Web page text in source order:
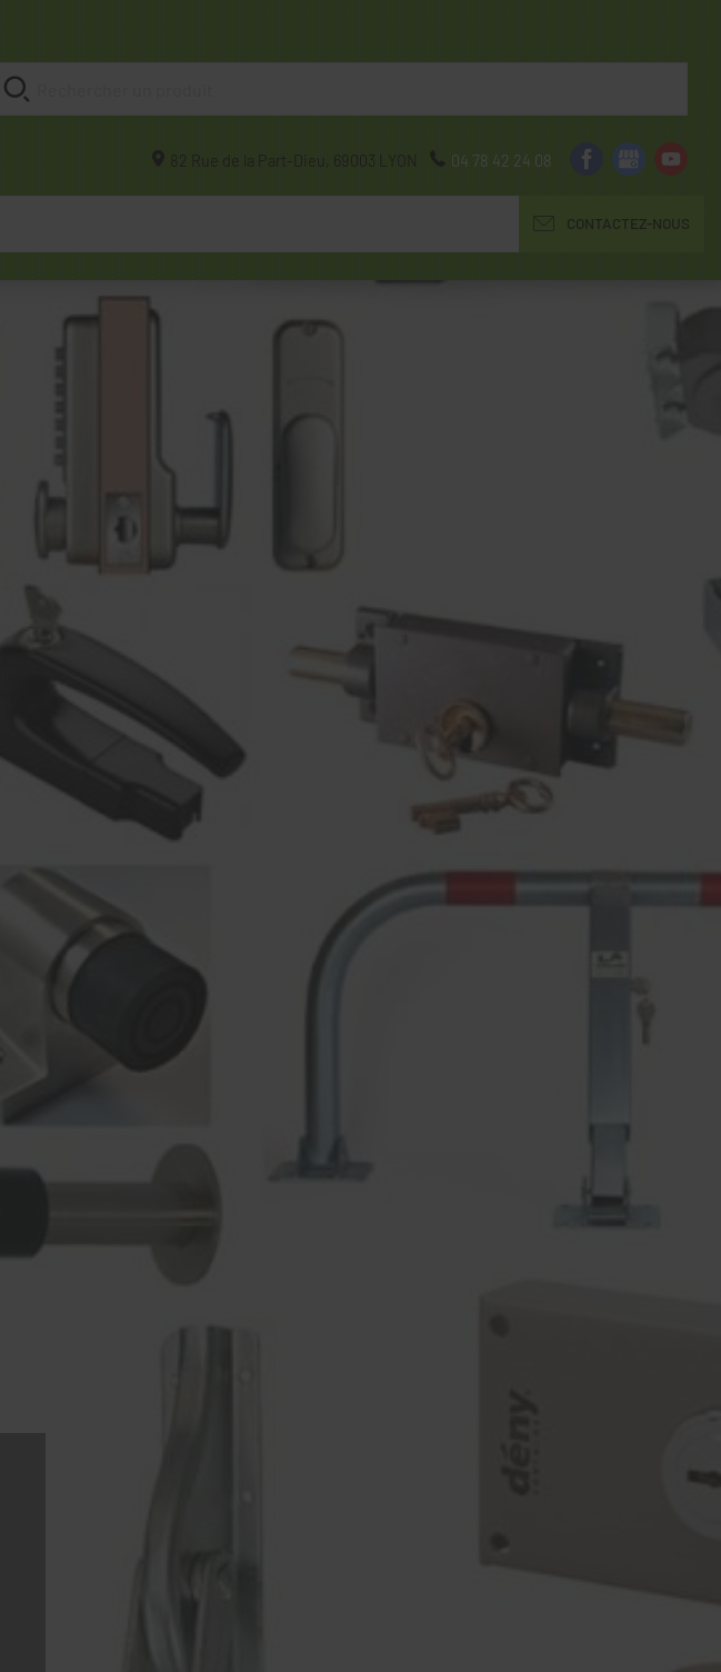
82 Rue de la Part-Dieu, 69003 LYON 04 78 42 24 08
CONTACTEZ-NOUS